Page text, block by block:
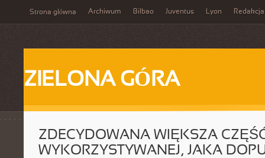
Strona główna Archiwum Bilbao Juventus Lyon Redakcja
ZIELONA GÓRA
ZDECYDOWANA WIĘKSZA
WYKORZYSTYWANEJ, JAKA